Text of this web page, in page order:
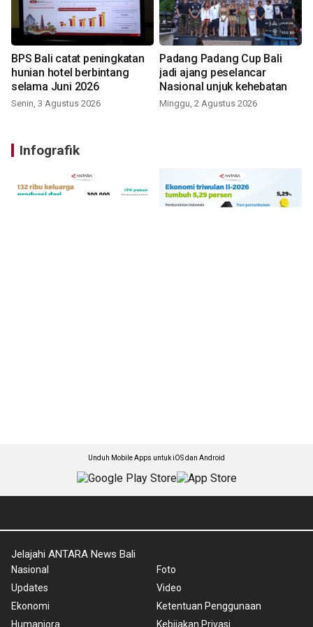
BPS Bali catat peningkatan
hunian hotel berbintang
selama Juni 2026
Senin, 3 Agustus 2026
Padang Padang Cup Bali
jadi ajang peselancar
Nasional unjuk kehebatan
Minggu, 2 Agustus 2026
Infografik
Unduh Mobile Apps untuk iOS dan Android
Jelajahi ANTARA News Bali
Nasional
Updates
Ekonomi
Humaniora
Foto
Video
Ketentuan Penggunaan
Kebijakan Privasi